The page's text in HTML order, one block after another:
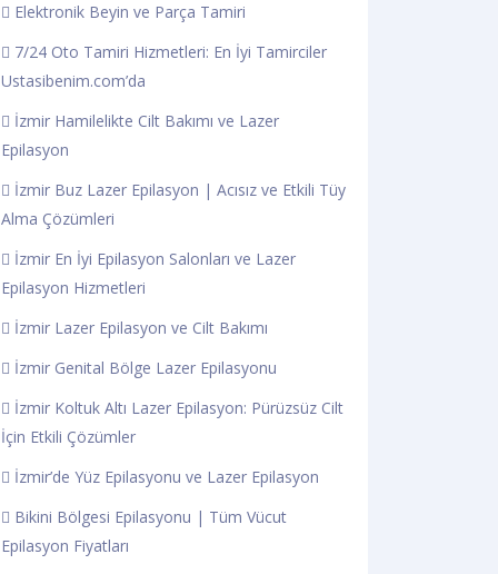
Elektronik Beyin ve Parça Tamiri
7/24 Oto Tamiri Hizmetleri: En İyi Tamirciler
Ustasibenim.com’da
İzmir Hamilelikte Cilt Bakımı ve Lazer
Epilasyon
İzmir Buz Lazer Epilasyon | Acısız ve Etkili Tüy
Alma Çözümleri
İzmir En İyi Epilasyon Salonları ve Lazer
Epilasyon Hizmetleri
İzmir Lazer Epilasyon ve Cilt Bakımı
İzmir Genital Bölge Lazer Epilasyonu
İzmir Koltuk Altı Lazer Epilasyon: Pürüzsüz Cilt
İçin Etkili Çözümler
İzmir’de Yüz Epilasyonu ve Lazer Epilasyon
Bikini Bölgesi Epilasyonu | Tüm Vücut
Epilasyon Fiyatları